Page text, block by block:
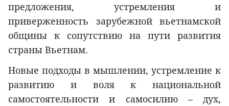
предложения, устремления и
приверженность зарубежной вьетнамской
общины к сопутствию на пути развития
страны Вьетнам.
Новые подходы в мышлении, устремление к
развитию и воля к национальной
самостоятельности и самосилию – дух,